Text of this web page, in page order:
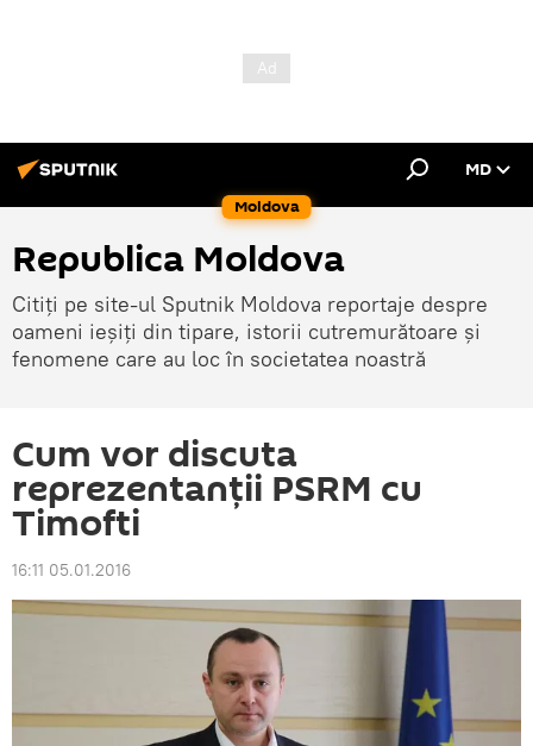
Moldova
MD
Republica Moldova
Citiți pe site-ul Sputnik Moldova reportaje despre
oameni ieșiți din tipare, istorii cutremurătoare și
fenomene care au loc în societatea noastră
Cum vor discuta
reprezentanții PSRM cu
Timofti
16:11 05.01.2016